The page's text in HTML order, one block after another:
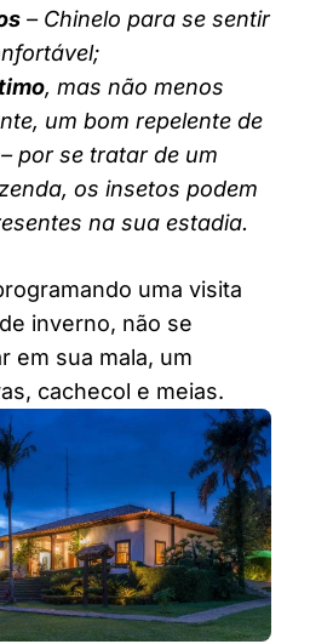
– Chinelo para se sentir
, mas não menos
um bom repelente de
por se tratar de um
os insetos podem
na sua estadia.
uma visita
inverno, não se
em sua mala, um
cachecol e meias.